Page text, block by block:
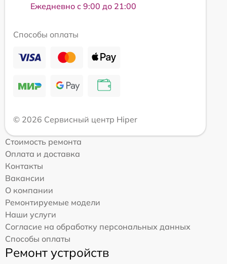
Ежедневно с 9:00 до 21:00
Способы оплаты
© 2026 Сервисный центр Hiper
Стоимость ремонта
Оплата и доставка
Контакты
Вакансии
О компании
Ремонтируемые модели
Наши услуги
Согласие на обработку персональных данных
Способы оплаты
Ремонт устройств